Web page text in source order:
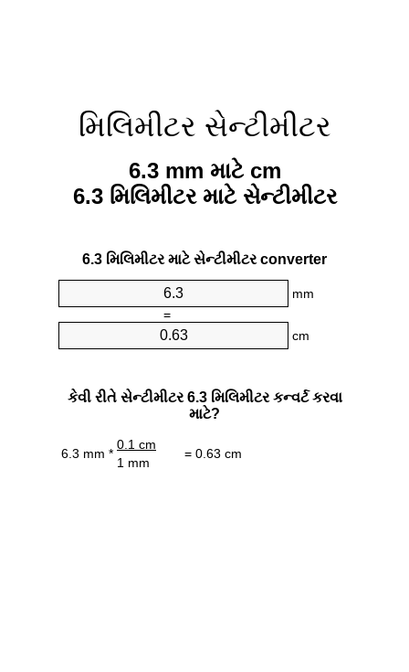
મિલિમીટર સેન્ટીમીટર
6.3 mm માટે cm
6.3 મિલિમીટર માટે સેન્ટીમીટર
6.3 મિલિમીટર માટે સેન્ટીમીટર converter
mm
=
cm
કેવી રીતે સેન્ટીમીટર 6.3 મિલિમીટર કન્વર્ટ કરવા
માટે?
6.3 mm *
0.1 cm
= 0.63 cm
1 mm